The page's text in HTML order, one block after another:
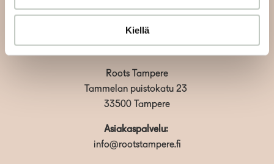
Kiellä
Roots Tampere
Tammelan puistokatu 23
33500 Tampere
Asiakaspalvelu:
info@rootstampere.fi